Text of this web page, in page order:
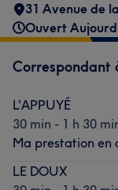
31 Avenue de
Ouvert
Correspondant
L'APPUYÉ
30 min - 1 h 30
Ma prestation en
LE DOUX